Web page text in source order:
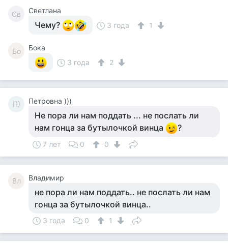
Св Светлана
Чему? 3 года 1
Бо
Бока
3 года
2
П) Петровна )))
Не пора ли нам поддать ... не послать ли
нам гонца за бутылочкой винца
?
7 лет 0 0
Вл Владимир
не пора ли нам поддать.. не послать ли нам
гонца за бутылочкой винца..
3 года 0 1